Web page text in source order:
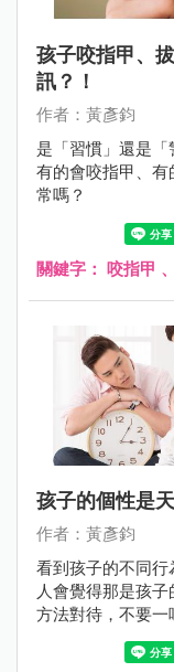
孩子咬指甲、
訊？！
作者：黃彥鈞
是「習慣」還是「
有的會咬指甲、有
常嗎？
關鍵字： 咬指甲 、
孩子的個性是
作者：黃彥鈞
看到孩子的不同
人會覺得那是孩
方法對待，不要一
教導的關係，必
失了規矩；有人